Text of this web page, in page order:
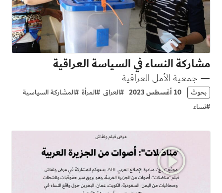
مشاركة النساء في السياسة العراقية
— جمعية الأمل العراقية
بحوث 10 أغسطس 2023 #العراق #المرأة #المشاركة السياسية
#نساء